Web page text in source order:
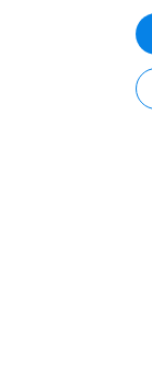
Yusuf Mathiinul
J. Ecol. Eng. 2023;
https://doi.org/